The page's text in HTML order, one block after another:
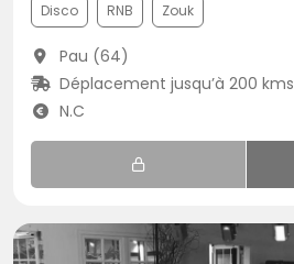
Disco RNB Zouk
Pau (64)
Déplacement jusqu’à 200 kms
N.C